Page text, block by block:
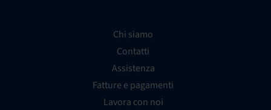
Chi siamo
Contatti
Assistenza
Fatture e pagamenti
Lavora con noi